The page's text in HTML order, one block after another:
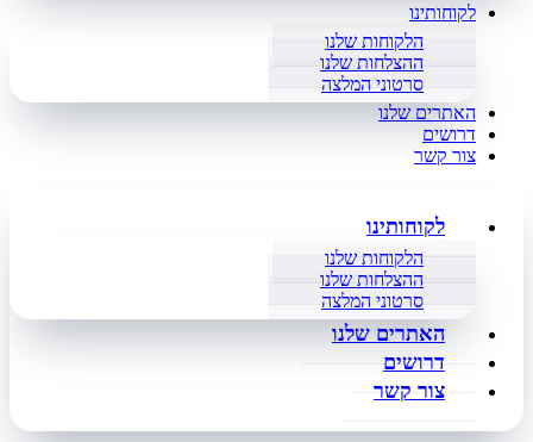
לקוחותינו
הלקוחות שלנו
ההצלחות שלנו
סרטוני המלצה
האתרים שלנו
דרושים
צור קשר
לקוחותינו
הלקוחות שלנו
ההצלחות שלנו
סרטוני המלצה
האתרים שלנו
דרושים
צור קשר